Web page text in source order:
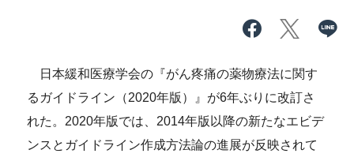
日本緩和医療学会の『がん疼痛の薬物療法に関す
るガイドライン（2020年版）』が6年ぶりに改訂さ
れた。2020年版では、2014年版以降の新たなエビデ
ンスとガイドライン作成方法論の進展が反映されて